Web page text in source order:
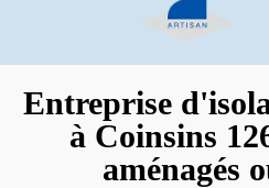
Entreprise
à Coinsins
aménagés